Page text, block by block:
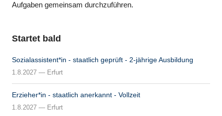
Aufgaben gemeinsam durchzuführen.
Startet bald
Sozialassistent*in - staatlich geprüft - 2-jährige Ausbildung
1.8.2027 — Erfurt
Erzieher*in - staatlich anerkannt - Vollzeit
1.8.2027 — Erfurt